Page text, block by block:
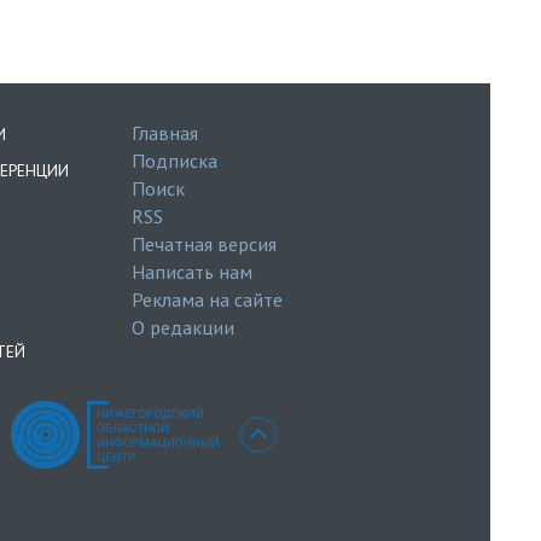
Главная
Подписка
Поиск
RSS
Печатная версия
Написать нам
Реклама на сайте
О редакции